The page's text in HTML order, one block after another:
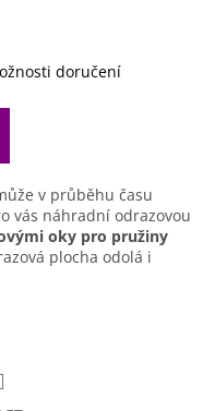
doručení
v průběhu času
vás náhradní odrazovou
oky pro pružiny
plocha odolá i